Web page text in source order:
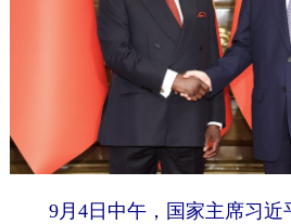
9月4日中午，国家主席习